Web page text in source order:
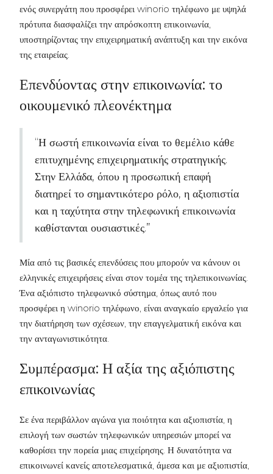
ενός συνεργάτη που προσφέρει winorio τηλέφωνο με υψηλά
πρότυπα διασφαλίζει την απρόσκοπτη επικοινωνία,
υποστηρίζοντας την επιχειρηματική ανάπτυξη και την εικόνα
της εταιρείας.
Επενδύοντας στην επικοινωνία: το
οικουμενικό πλεονέκτημα
“Η σωστή επικοινωνία είναι το θεμέλιο κάθε
επιτυχημένης επιχειρηματικής στρατηγικής.
Στην Ελλάδα, όπου η προσωπική επαφή
διατηρεί το σημαντικότερο ρόλο, η αξιοπιστία
και η ταχύτητα στην τηλεφωνική επικοινωνία
καθίστανται ουσιαστικές.”
Μία από τις βασικές επενδύσεις που μπορούν να κάνουν οι
ελληνικές επιχειρήσεις είναι στον τομέα της τηλεπικοινωνίας.
Ένα αξιόπιστο τηλεφωνικό σύστημα, όπως αυτό που
προσφέρει η winorio τηλέφωνο, είναι αναγκαίο εργαλείο για
την διατήρηση των σχέσεων, την επαγγελματική εικόνα και
την ανταγωνιστικότητα.
Συμπέρασμα: Η αξία της αξιόπιστης
επικοινωνίας
Σε ένα περιβάλλον αγώνα για ποιότητα και αξιοπιστία, η
επιλογή των σωστών τηλεφωνικών υπηρεσιών μπορεί να
καθορίσει την πορεία μιας επιχείρησης. Η δυνατότητα να
επικοινωνεί κανείς αποτελεσματικά, άμεσα και με αξιοπιστία,